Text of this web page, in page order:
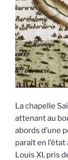
La chapelle
attenant au
abords d’une
paraît en
Louis XI, pris